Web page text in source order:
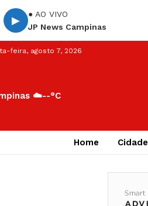
▶
● AO VIVO
JP News Campinas
feira, agosto 7, 2026
☁️--°C
Home